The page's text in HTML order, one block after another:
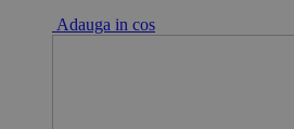
Adauga in cos